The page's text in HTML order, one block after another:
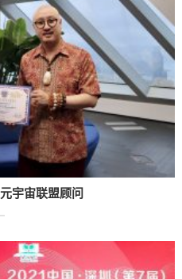
宇宙联盟顾问